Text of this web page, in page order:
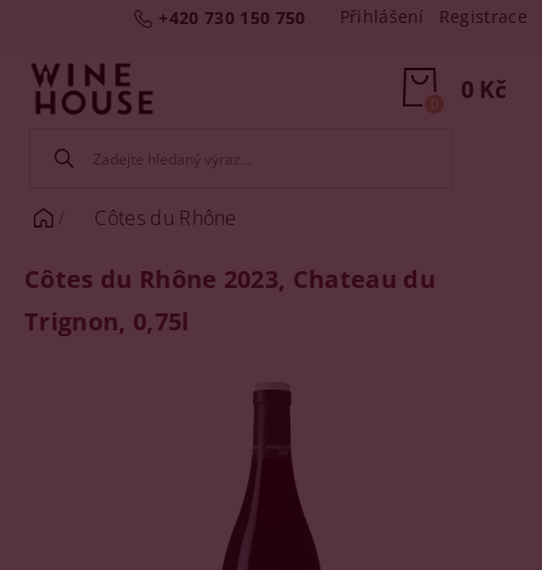
+420 730 150 750 Přihlášení Registrace
0 Kč
0
Côtes du Rhône
Côtes du Rhône 2023, Chateau du
Trignon, 0,75l